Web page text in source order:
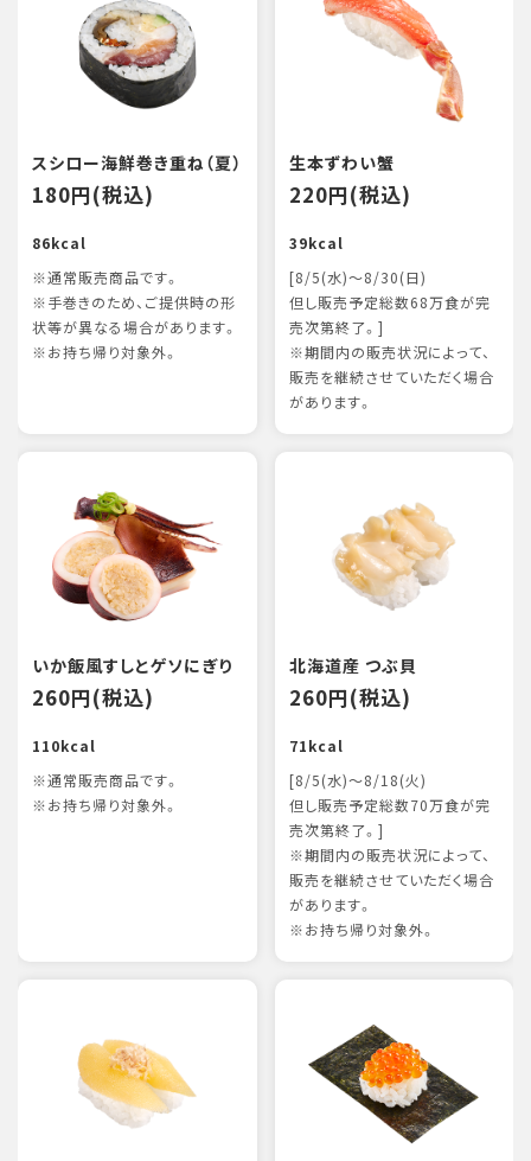
スシロー海鮮巻き重ね（夏）
180円(税込)
86kcal
※通常販売商品です。
※手巻きのため、ご提供時の形
状等が異なる場合があります。
※お持ち帰り対象外。
生本ずわい蟹
220円(税込)
39kcal
[8/5(水)～8/30(日)
但し販売予定総数68万食が完
売次第終了。]
※期間内の販売状況によって、
販売を継続させていただく場合
があります。
いか飯風すしとゲソにぎり
260円(税込)
110kcal
※通常販売商品です。
※お持ち帰り対象外。
北海道産 つぶ貝
260円(税込)
71kcal
[8/5(水)～8/18(火)
但し販売予定総数70万食が完
売次第終了。]
※期間内の販売状況によって、
販売を継続させていただく場合
があります。
※お持ち帰り対象外。